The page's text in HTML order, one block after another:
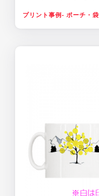
プリント事例- ポーチ・袋